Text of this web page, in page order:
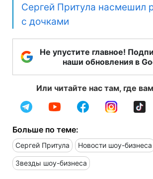
Сергей Притула насмешил
с дочками
Не упустите главное!
наши обновления в
Или читайте нас там, где
Больше по теме:
Сергей Притула Новости шоу-бизнеса
Звезды шоу-бизнеса